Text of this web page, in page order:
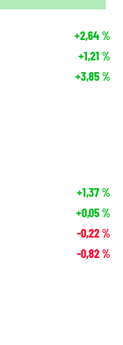
+2,64%
+1,21 %
+3,85%
+1,37%
+0,05%
-0,22%
-0,82%